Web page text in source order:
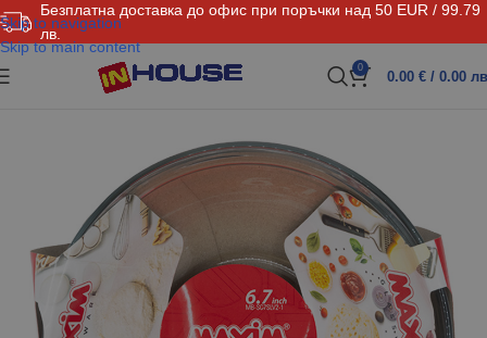
Безплатна доставка до офис при поръчки над 50 EUR / 99.79
лв.
Skip to navigation
Skip to main content
0
0.00 € / 0.00